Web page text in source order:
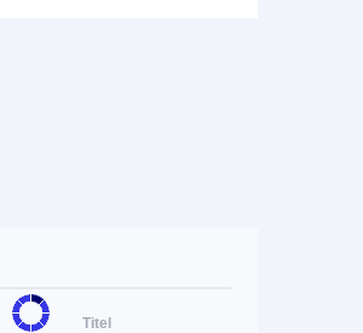
Titel